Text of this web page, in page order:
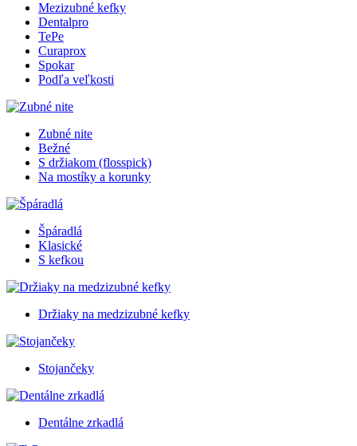
Mezizubné kefky
Dentalpro
TePe
Curaprox
Spokar
Podľa veľkosti
Zubné nite
Bežné
S držiakom (flosspick)
Na mostíky a korunky
Špáradlá
Klasické
S kefkou
Držiaky na medzizubné kefky
Stojančeky
Dentálne zrkadlá